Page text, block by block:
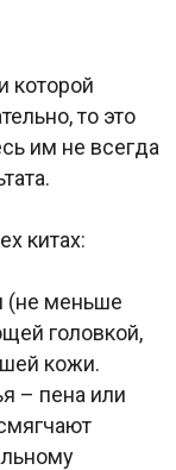
которой
то это
им не всегда
китах:
(не меньше
головкой,
кожи.
– пена или